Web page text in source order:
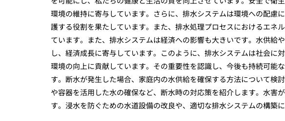
環境の維持に寄与しています。さらに、排水システムは環境への配慮
護する役割を果たしています。また、排水処理プロセスにおけるエネ
ています。また、排水システムは経済への影響も大きいです。水供給
し、経済成長に寄与しています。このように、排水システムは社会に
環境の向上に貢献しています。その重要性を認識し、今後も持続可能
す。断水が発生した場合、家庭内の水供給を確保する方法について検
や容器を活用した水の確保など、断水時の対応策を紹介します。水害
す。浸水を防ぐための水道設備の改良や、適切な排水システムの構築に